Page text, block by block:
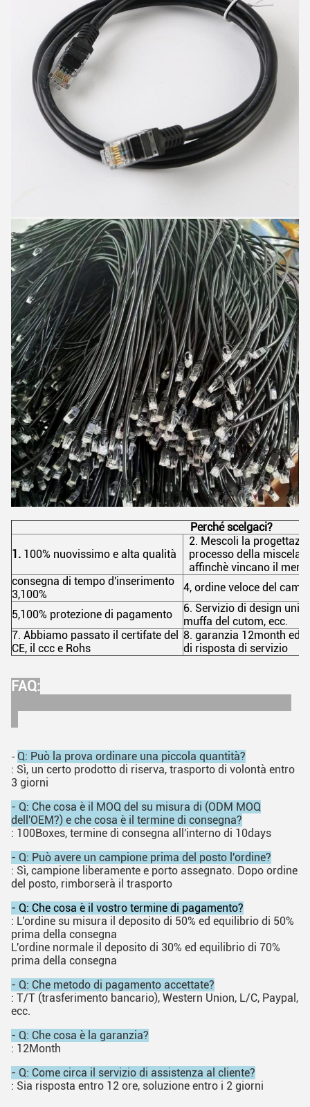
Perché scelgaci?
1. 100% nuovissimo e alta qualità
2. Mescoli la
processo della miscela,
affinchè vincano il
consegna di tempo d'inserimento
3,100%
4, ordine veloce del
5,100% protezione di pagamento
6. Servizio di design
muffa del cutom, ecc.
7. Abbiamo passato il certifate del
CE, il ccc e Rohs
8. garanzia 12month ed
di risposta di servizio
FAQ:
- Q: Può la prova ordinare una piccola quantità?
: Sì, un certo prodotto di riserva, trasporto di volontà entro
3 giorni
- Q: Che cosa è il MOQ del su misura di (ODM MOQ
dell'OEM?) e che cosa è il termine di consegna?
: 100Boxes, termine di consegna all'interno di 10days
- Q: Può avere un campione prima del posto l'ordine?
: Sì, campione liberamente e porto assegnato. Dopo ordine
del posto, rimborserà il trasporto
- Q: Che cosa è il vostro termine di pagamento?
: L'ordine su misura il deposito di 50% ed equilibrio di 50%
prima della consegna
L'ordine normale il deposito di 30% ed equilibrio di 70%
prima della consegna
- Q: Che metodo di pagamento accettate?
: T/T (trasferimento bancario), Western Union, L/C, Paypal,
ecc.
- Q: Che cosa è la garanzia?
: 12Month
- Q: Come circa il servizio di assistenza al cliente?
: Sia risposta entro 12 ore, soluzione entro i 2 giorni